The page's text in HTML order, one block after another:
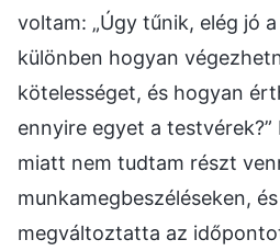
voltam: „Úgy tűnik, elég jó
különben hogyan
kötelességet, és hogyan
ennyire egyet a
miatt nem tudtam részt
munkamegbeszéléseken,
megváltoztatta az